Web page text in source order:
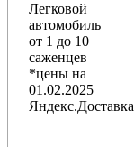
Легковой
автомобиль
от 1 до 10
саженцев
*цены на
01.02.2025
Яндекс.Доставка